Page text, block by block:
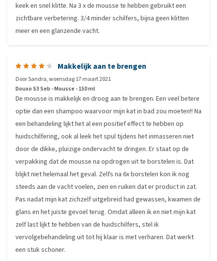
keek en snel klitte. Na 3 x de mousse te hebben gebruikt een
zichtbare verbetering. 3/4 minder schilfers, bijna geen klitten
meer en een glanzende vacht.
Makkelijk aan te brengen
DoorSandra,woensdag 17 maart 2021
Douxo S3 Seb - Mousse - 150 ml
De mousse is makkelijk en droog aan te brengen. Een veel betere
optie dan een shampoo waarvoor mijn kat in bad zou moeten!! Na
een behandeling lijkt het al een positief effect te hebben op
huidschilfering, ook al leek het spul tijdens het inmasseren niet
door de dikke, pluizige ondervacht te dringen. Er staat op de
verpakking dat de mousse na opdrogen uit te borstelen is. Dat
blijkt niet helemaal het geval. Zelfs na 6x borstelen kon ik nog
steeds aan de vacht voelen, zien en ruiken dat er product in zat.
Pas nadat mijn kat zichzelf uitgebreid had gewassen, kwamen de
glans en het juiste gevoel terug. Omdat alleen ik en niet mijn kat
zelf last lijkt te hebben van de huidschilfers, stel ik
vervolgebehandeling uit tot hij klaar is met verharen. Dat werkt
een stuk schoner.